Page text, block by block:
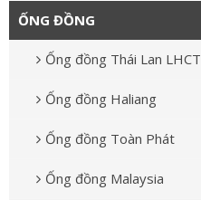
ỐNG ĐỒNG
Ống đồng Thái Lan LHCT
Ống đồng Haliang
Ống đồng Toàn Phát
Ống đồng Malaysia